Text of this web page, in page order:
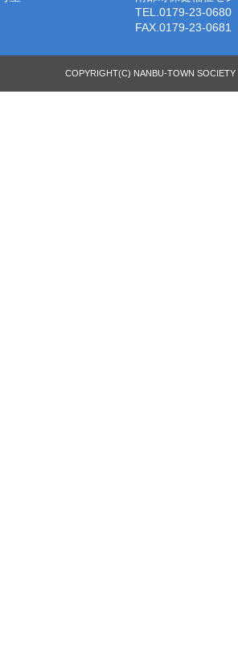
TEL.0179-23-0680
FAX.0179-23-0681
COPYRIGHT(C) NANBU-TOWN